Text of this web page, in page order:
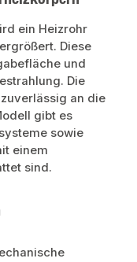
ein Heizrohr
Diese
und
Die
an die
gibt es
sowie
einem
sind.